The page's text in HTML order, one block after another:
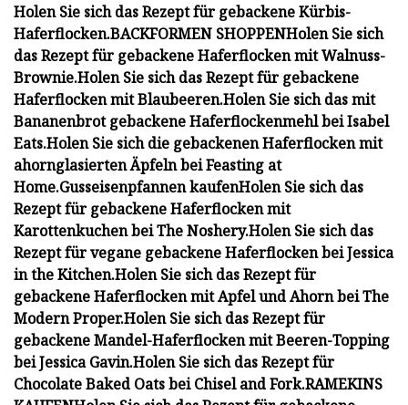
Holen Sie sich das Rezept für gebackene Kürbis-
Haferflocken.BACKFORMEN SHOPPENHolen Sie sich
das Rezept für gebackene Haferflocken mit Walnuss-
Brownie.Holen Sie sich das Rezept für gebackene
Haferflocken mit Blaubeeren.Holen Sie sich das mit
Bananenbrot gebackene Haferflockenmehl bei Isabel
Eats.Holen Sie sich die gebackenen Haferflocken mit
ahornglasierten Äpfeln bei Feasting at
Home.Gusseisenpfannen kaufenHolen Sie sich das
Rezept für gebackene Haferflocken mit
Karottenkuchen bei The Noshery.Holen Sie sich das
Rezept für vegane gebackene Haferflocken bei Jessica
in the Kitchen.Holen Sie sich das Rezept für
gebackene Haferflocken mit Apfel und Ahorn bei The
Modern Proper.Holen Sie sich das Rezept für
gebackene Mandel-Haferflocken mit Beeren-Topping
bei Jessica Gavin.Holen Sie sich das Rezept für
Chocolate Baked Oats bei Chisel and Fork.RAMEKINS